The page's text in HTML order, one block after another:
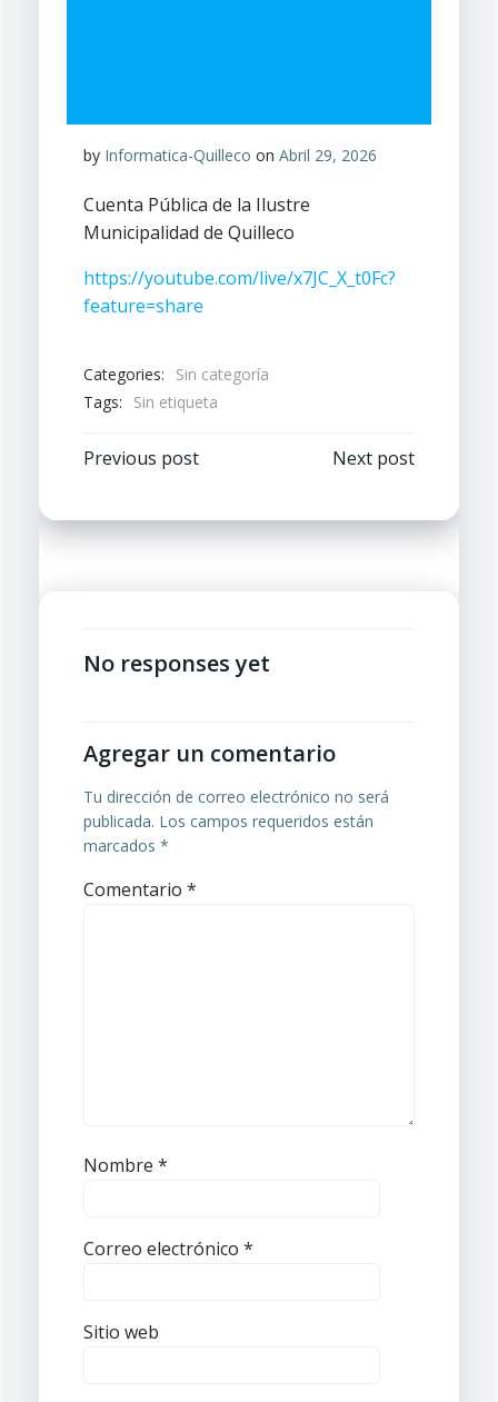
by Informatica-Quilleco on Abril 29, 2026
Cuenta Pública de la Ilustre
Municipalidad de Quilleco
https://youtube.com/live/x7JC_X_t0Fc?
feature=share
Categories:
Sin categoría
Tags:
Sin etiqueta
Navegación
por
Previous post
Navegación
por
Next post
No responses yet
Agregar un comentario
Tu dirección de correo electrónico no será
publicada. Los campos requeridos están
marcados *
Comentario *
Nombre *
Correo electrónico *
Sitio web